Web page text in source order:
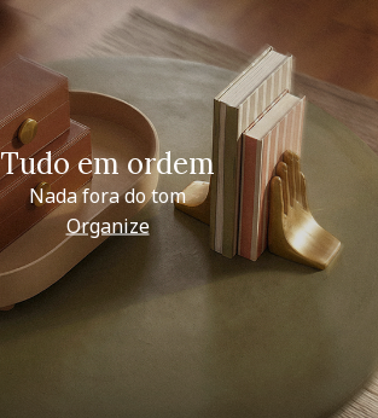
Tudo em ordem
Nada fora do tom
Organize